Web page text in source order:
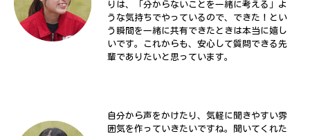
りは、「分からないことを一緒に考える」よ
うな気持ちでやっているので、できた！とい
う瞬間を一緒に共有できたときは本当に嬉し
いです。これからも、安心して質問できる先
輩でありたいと思っています。
自分から声をかけたり、気軽に聞きやすい雰
囲気を作っていきたいですね。聞いてくれた